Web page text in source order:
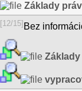
Základy
[12/15] Bez